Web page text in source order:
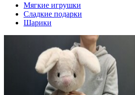
Мягкие игрушки
Сладкие подарки
Шарики